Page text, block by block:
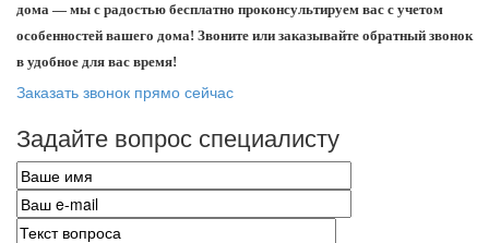
дома — мы с радостью бесплатно проконсультируем вас с учетом
особенностей вашего дома! Звоните или заказывайте обратный звонок
в удобное для вас время!
Заказать звонок прямо сейчас
Задайте вопрос специалисту